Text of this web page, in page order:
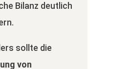
Bilanz deutlich
sollte die
von